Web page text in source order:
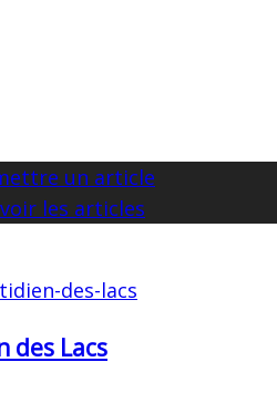
un article
les articles
des Lacs